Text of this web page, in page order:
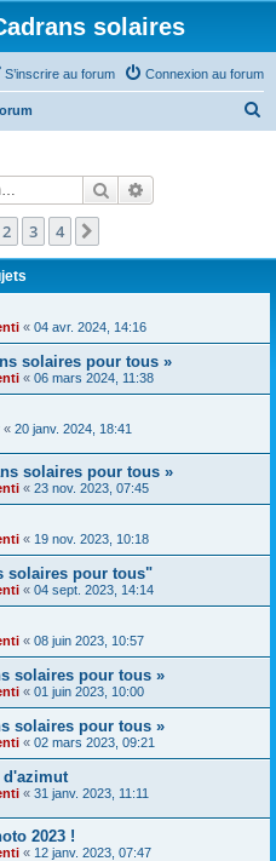
solaires
Connexion au forum
S’inscrire au forum
e
Rechercher
2 3 4
« 04 avr. 2024, 14:16
solaires pour tous »
« 06 mars 2024, 11:38
« 20 janv. 2024, 18:41
solaires pour tous »
« 23 nov. 2023, 07:45
« 19 nov. 2023, 10:18
solaires pour tous"
« 04 sept. 2023, 14:14
« 08 juin 2023, 10:57
solaires pour tous »
« 01 juin 2023, 10:00
solaires pour tous »
« 02 mars 2023, 09:21
« 31 janv. 2023, 11:11
2023 !
« 12 janv. 2023, 07:47